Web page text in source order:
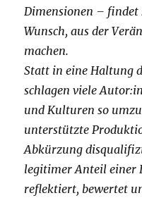
Dimensionen – findet
Wunsch, aus der
machen.
Statt in eine Haltung
schlagen viele
und Kulturen so
unterstützte
Abkürzung
legitimer Anteil einer
reflektiert, bewertet